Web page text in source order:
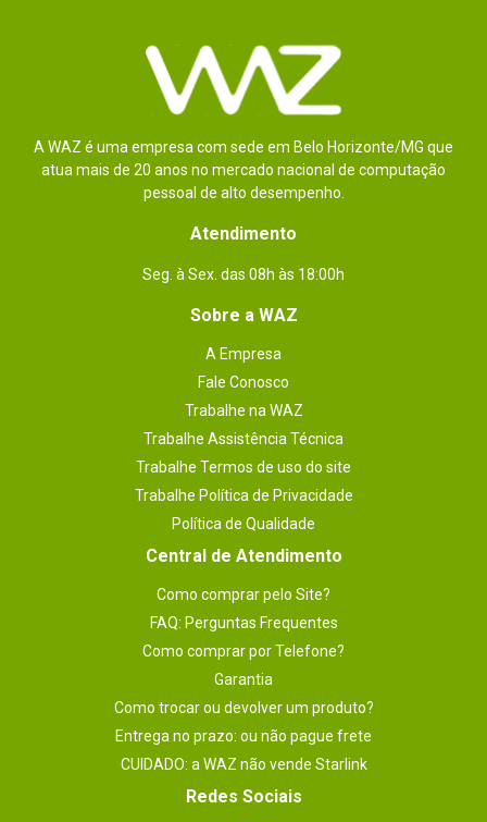
A WAZ é uma empresa com sede em Belo Horizonte/MG que
atua mais de 20 anos no mercado nacional de computação
pessoal de alto desempenho.
Atendimento
Seg. à Sex. das 08h às 18:00h
Sobre a WAZ
A Empresa
Fale Conosco
Trabalhe na WAZ
Trabalhe Assistência Técnica
Trabalhe Termos de uso do site
Trabalhe Política de Privacidade
Política de Qualidade
Central de Atendimento
Como comprar pelo Site?
FAQ: Perguntas Frequentes
Como comprar por Telefone?
Garantia
Como trocar ou devolver um produto?
Entrega no prazo: ou não pague frete
CUIDADO: a WAZ não vende Starlink
Redes Sociais